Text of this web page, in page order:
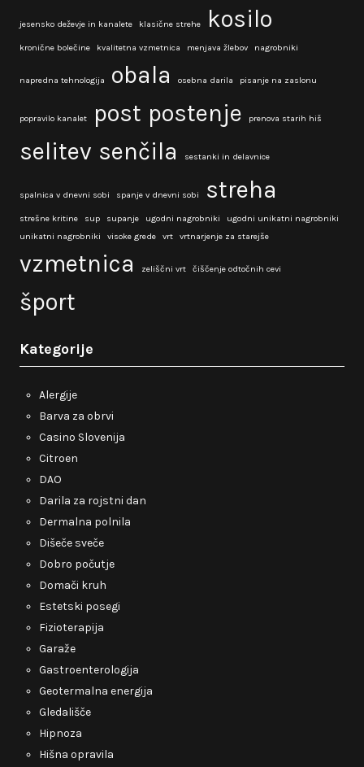
jesensko deževje in kanalete klasične strehe kosilo
kronične bolečine kvalitetna vzmetnica menjava žlebov nagrobniki
napredna tehnologija obala osebna darila pisanje na zaslonu
popravilo kanalet post postenje prenova starih hiš
selitev senčila sestanki in delavnice
spalnica v dnevni sobi spanje v dnevni sobi streha
strešne kritine sup supanje ugodni nagrobniki
ugodni unikatni nagrobniki
unikatni nagrobniki
visoke grede vrt vrtnarjenje za starejše
vzmetnica zeliščni vrt čiščenje odtočnih cevi
šport
Kategorije
Alergije
Barva za obrvi
Casino Slovenija
Citroen
DAO
Darila za rojstni dan
Dermalna polnila
Dišeče sveče
Dobro počutje
Domači kruh
Estetski posegi
Fizioterapija
Garaže
Gastroenterologija
Geotermalna energija
Gledališče
Hipnoza
Hišna opravila